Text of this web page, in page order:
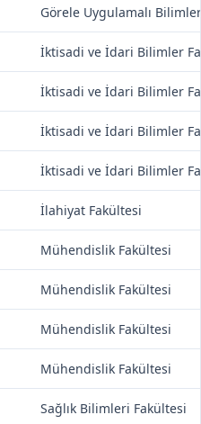
Görele Uygulamalı
İktisadi ve İdari Bilimler
İktisadi ve İdari Bilimler
İktisadi ve İdari Bilimler
İktisadi ve İdari Bilimler
İlahiyat Fakültesi
Mühendislik Fakültesi
Mühendislik Fakültesi
Mühendislik Fakültesi
Mühendislik Fakültesi
Sağlık Bilimleri Fakültesi